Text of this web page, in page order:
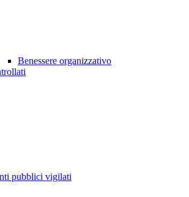
Benessere organizzativo
pubblici vigilati